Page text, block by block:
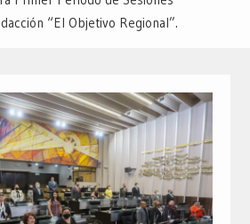
“El Objetivo Regional”.